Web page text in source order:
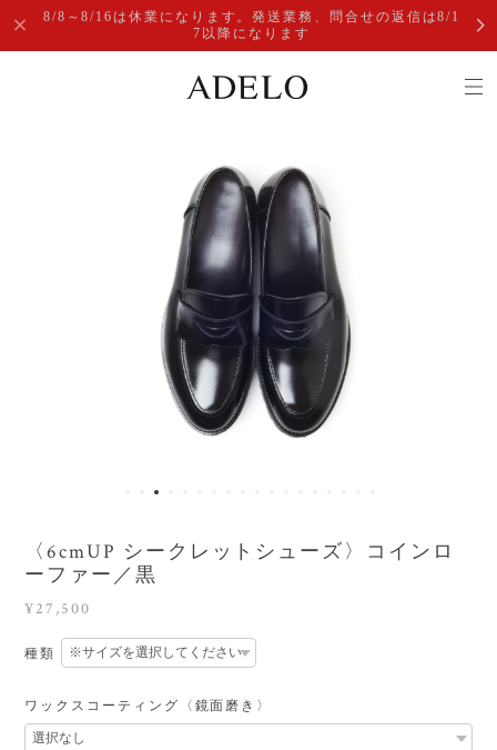
8/8～8/16は休業になります。発送業務、問合せの返信は8/1
7以降になります
〈6cmUP シークレットシューズ〉コインロ
ーファー／黒
¥27,500
種類
ワックスコーティング〈鏡面磨き〉